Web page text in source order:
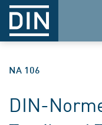
NA 106
DIN-